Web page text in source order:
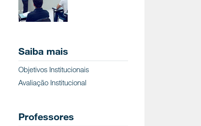
Saiba mais
Objetivos Institucionais
Avaliação Institucional
Professores